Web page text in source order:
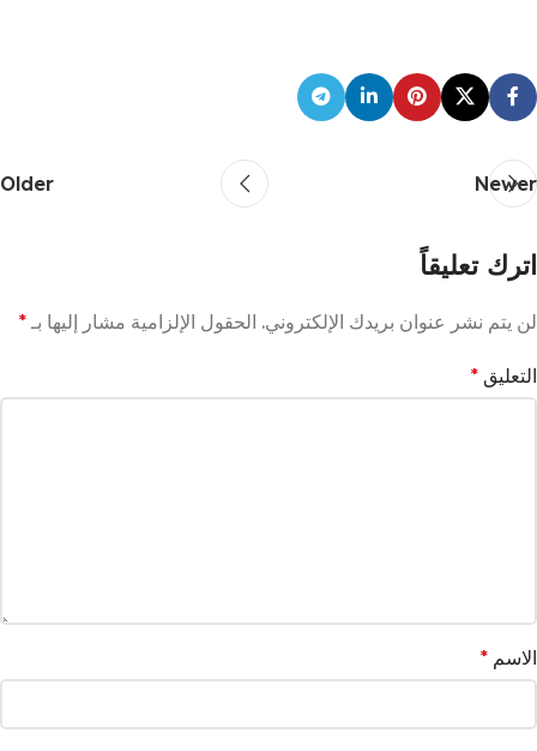
Newer
Older
اترك تعليقاً
لن يتم نشر عنوان بريدك الإلكتروني. الحقول الإلزامية مشار إليها بـ *
التعليق *
الاسم *